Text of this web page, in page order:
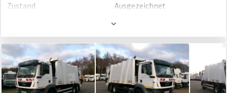
Zustand
Ausgezeichnet
31.08.2015
Gewicht
18000 kg
Kapazität
8 m³
Farbe
Blau